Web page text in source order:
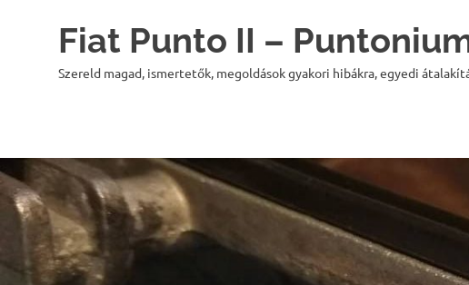
Fiat Punto II –
Szereld magad, ismertetők, megoldások gyakori hibákra, egyedi